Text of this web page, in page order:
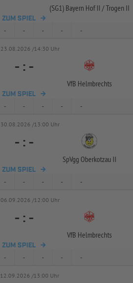
(SG1) Bayern Hof II /Trogen II
ZUM SPIEL
- - - - -
23.08.2026 /14:30 Uhr
- : -
VfB Helmbrechts
ZUM SPIEL
- - - - -
30.08.2026 /13:00 Uhr
- : -
SpVgg Oberkotzau II
ZUM SPIEL
- - - - -
06.09.2026 /12:00 Uhr
- : -
VfB Helmbrechts
ZUM SPIEL
- - - - -
12.09.2026 /13:00 Uhr